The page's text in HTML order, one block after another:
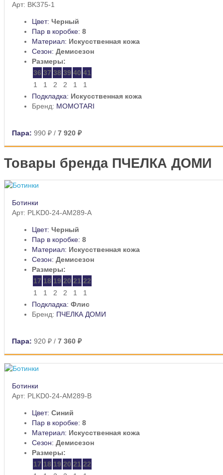
Арт: BK375-1
Цвет: Черный
Пар в коробке: 8
Материал: Искусственная кожа
Сезон: Демисезон
Размеры:
36 37 38 39 40 41
1
1 2 2 1
1
Подкладка: Искусственная кожа
Бренд: MOMOTARI
Пара: 990 ₽ / 7 920 ₽
Товары бренда ПЧЕЛКА ДОМИ
Ботинки
Арт: PLKD0-24-AM289-A
Цвет: Черный
Пар в коробке: 8
Материал: Искусственная кожа
Сезон: Демисезон
Размеры:
17 18 19 20 21 22
1
1 2 2 1
1
Подкладка: Флис
Бренд: ПЧЕЛКА ДОМИ
Пара: 920 ₽ / 7 360 ₽
Ботинки
Арт: PLKD0-24-AM289-B
Цвет: Синий
Пар в коробке: 8
Материал: Искусственная кожа
Сезон: Демисезон
Размеры:
17 18 19 20 21 22